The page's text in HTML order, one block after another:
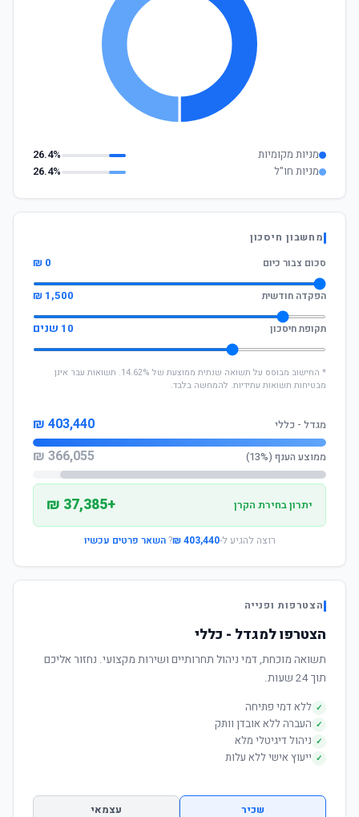
מניות מקומיות
26.4%
מניות חו"ל
26.4%
מחשבון חיסכון
סכום צבור כיום
0 ₪
הפקדה חודשית 1,500 ₪
תקופת חיסכון 10 שנים
* החישוב מבוסס על תשואה שנתית ממוצעת של 14.62%. תשואות עבר אינן
מבטיחות תשואות עתידיות. להמחשה בלבד.
מגדל - כללי 403,440 ₪
ממוצע הענף (13%) 366,055 ₪
יתרון בחירת הקרן +37,385 ₪
רוצה להגיע ל-403,440 ₪
?השאר פרטים עכשיו
הצטרפות ופנייה
הצטרפו למגדל - כללי
תשואה מוכחת, דמי ניהול תחרותיים ושירות מקצועי. נחזור אליכם
תוך 24 שעות.
✓ ללא דמי פתיחה
✓ העברה ללא אובדן וותק
✓ ניהול דיגיטלי מלא
✓ ייעוץ אישי ללא עלות
שכיר עצמאי